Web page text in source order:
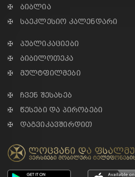
✠ ბიბლია
✠ საეკლესიო კალენდარი
✠ პუბლიკაციები
✠ ბიბილოთეკა
✠ მულტფილმები
✠ ჩვენ შესახებ
✠ წესები და პირობები
✠ დაგვიკავშირდით